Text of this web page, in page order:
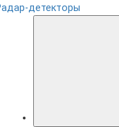
детекторы